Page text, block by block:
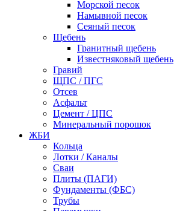
Морской песок
Намывной песок
Сеяный песок
Щебень
Гранитный щебень
Известняковый щебень
Гравий
ЩПС / ПГС
Отсев
Асфальт
Цемент / ЦПС
Минеральный порошок
ЖБИ
Кольца
Лотки / Каналы
Сваи
Плиты (ПАГИ)
Фундаменты (ФБС)
Трубы